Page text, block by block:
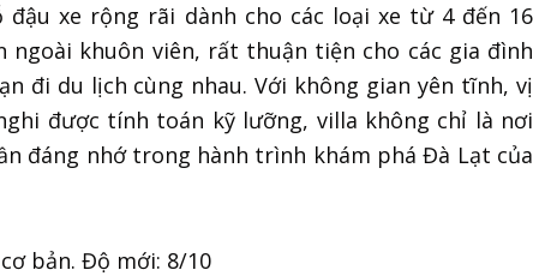
đậu xe rộng rãi dành cho các loại xe từ 4 đến 16
ngoài khuôn viên, rất thuận tiện cho các gia đình
đi du lịch cùng nhau. Với không gian yên tĩnh, vị
được tính toán kỹ lưỡng, villa không chỉ là nơi
đáng nhớ trong hành trình khám phá Đà Lạt của
bản. Độ mới: 8/10